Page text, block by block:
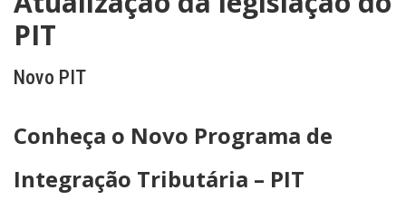
PIT
Novo PIT
Conheça o Novo Programa de
Integração Tributária – PIT